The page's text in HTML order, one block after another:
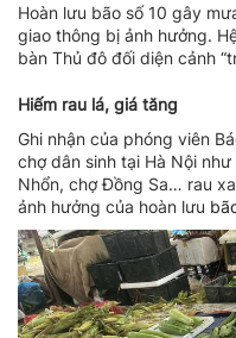
Hoàn lưu bão số 10 gây
giao thông bị ảnh hưởng.
bàn Thủ đô đối diện cảnh
Hiếm rau lá, giá tăng
Ghi nhận của phóng viên
chợ dân sinh tại Hà Nội
Nhổn, chợ Đồng Sa… rau
ảnh hưởng của hoàn lưu